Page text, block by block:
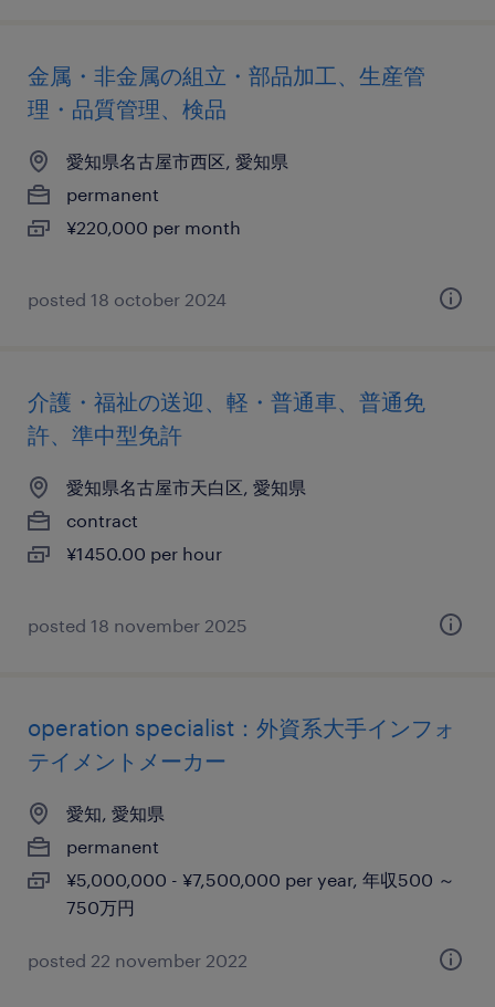
金属・非金属の組立・部品加工、生産管
理・品質管理、検品
愛知県名古屋市西区, 愛知県
permanent
¥220,000 per month
posted 18 october 2024
介護・福祉の送迎、軽・普通車、普通免
許、準中型免許
愛知県名古屋市天白区, 愛知県
contract
¥1450.00 per hour
posted 18 november 2025
operation specialist：外資系大手インフォ
テイメントメーカー
愛知, 愛知県
permanent
¥5,000,000 - ¥7,500,000 per year, 年収500 ～
750万円
posted 22 november 2022